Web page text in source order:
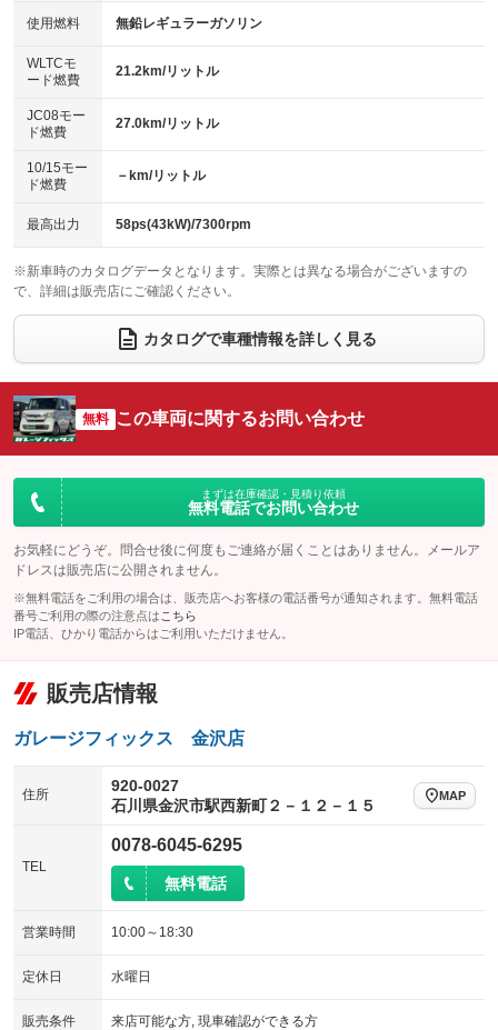
100V電源
：装備なし
センターデフロック
：装備なし
電動格納ミラー
：装備あり
バックカメラ
エアロ
：装備なし
ローダウン
：装備なし
ベンチシート
：装備あり
チップアップシート
：装備なし
電動格納サードシート
：装備なし シートヒーター
：装備あり
ウォークスルー
電動リアゲート フロントカメラ
：装備なし
シートエアコン
：装備なし 全周囲カメラ
：装備なし
サイドカメラ
：装備なし ルーフレール
：装備なし
エアサスペンション ヘッドライトウォッシャー
使用燃料 無鉛レギュラーガソリン
WLTCモ
ード燃費
21.2km/リットル
JC08モー
ド燃費
27.0km/リットル
10/15モー
ド燃費
－km/リットル
最高出力 58ps(43kW)/7300rpm
※新車時のカタログデータとなります。実際とは異なる場合がございますの
で、詳細は販売店にご確認ください。
カタログで車種情報を詳しく見る
無料 この車両に関するお問い合わせ
まずは在庫確認・見積り依頼
無料電話でお問い合わせ
お気軽にどうぞ。問合せ後に何度もご連絡が届くことはありません。メールア
ドレスは販売店に公開されません。
※無料電話をご利用の場合は、販売店へお客様の電話番号が通知されます。無料電話
番号ご利用の際の注意点は こちら
IP電話、ひかり電話からはご利用いただけません。
販売店情報
ガレージフィックス 金沢店
住所
920-0027
石川県金沢市駅西新町２－１２－１５
MAP
TEL
0078-6045-6295
無料電話
営業時間 10:00～18:30
定休日 水曜日
販売条件 来店可能な方, 現車確認ができる方